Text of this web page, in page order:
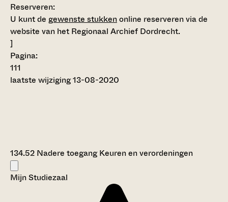
Reserveren:
U kunt de gewenste stukkenonline reserveren via de
website van het Regionaal Archief Dordrecht.
]
Pagina:
111
laatste wijziging 13-08-2020
134.52 Nadere toegang Keuren en verordeningen
Mijn Studiezaal